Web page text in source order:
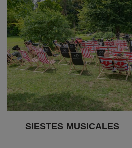
SIESTES MUSICALES